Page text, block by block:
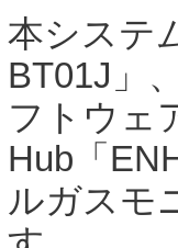
本システ
BT01J」
フトウェ
Hub「
ルガスモ